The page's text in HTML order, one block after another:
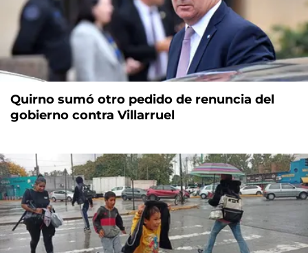
Quirno sumó otro pedido de renuncia del
gobierno contra Villarruel